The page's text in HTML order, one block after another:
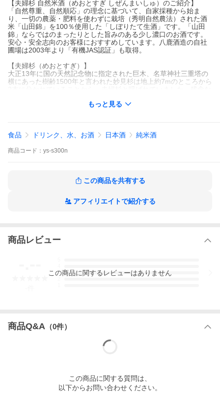
【夫婦杉 自然米酒（めおとすぎ しぜんまいしゅ）のご紹介】
「自然尊重、自然順応」の理念に基づいて、自家採種から始ま
り、一切の農薬・肥料を使わずに栽培（秀明自然農法）された酒
米「山田錦」を100％使用した「しぼりたて生酒」です。「山田
錦」ならではのまったりとした旨みのある少し濃口のお酒です。
安心・安全志向のお客様におすすめしています。八鹿酒造の自社
圃場は2003年より「有機JAS認証」も取得。
【夫婦杉（めおとすぎ）】
大正13年に国の天然記念物に指定された巨木、名草神社三重塔の
横にあった樹齢1500年と言われた妙見杉は地上約7mのところから
杉」はその名をいただいたものです。
・アルコール分：18.5度
・内容量：300ml
※20歳以上の年齢である事を確認できない場合は酒類を販売しま
もっと見る
食品 ドリンク、水、お酒 日本酒 純米酒
商品 コード： ys-s300n
この商品を共有する
アフィリエイトで紹介する
商品レビュー
3
この商品に関するレビューはありません
商品Q&A （0件）
この商品に関する質問は、
以下からお問い合わせください。